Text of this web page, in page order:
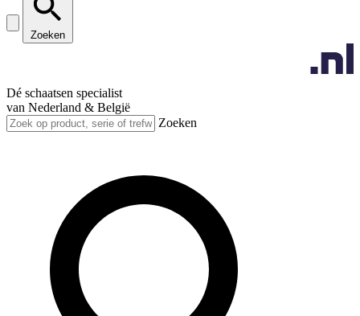
Zoeken
Dé schaatsen specialist
van Nederland & België
Zoeken